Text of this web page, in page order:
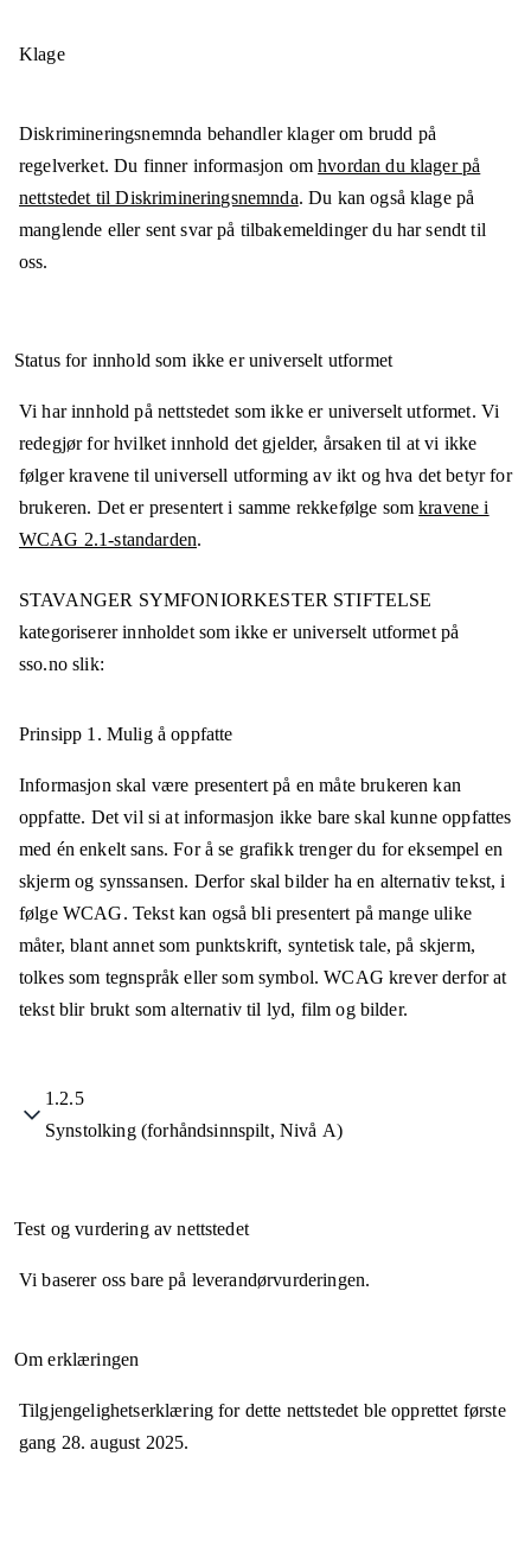
Klage
Diskrimineringsnemnda behandler klager om brudd på
regelverket. Du finner informasjon omhvordan du klager på
nettstedet til Diskrimineringsnemnda. Du kan også klage på
manglende eller sent svar på tilbakemeldinger du har sendt til
oss.
Status for innhold som ikke er universelt utformet
Vi har innhold på nettstedet som ikke er universelt utformet. Vi
redegjør for hvilket innhold det gjelder, årsaken til at vi ikke
følger kravene til universell utforming av ikt og hva det betyr for
brukeren. Det er presentert i samme rekkefølge somkravene i
WCAG 2.1-standarden.
STAVANGER SYMFONIORKESTER STIFTELSE
kategoriserer innholdet som ikke er universelt utformet på
sso.noslik:
Prinsipp 1. Mulig å oppfatte
Informasjon skal være presentert på en måte brukeren kan
oppfatte. Det vil si at informasjon ikke bare skal kunne oppfattes
med én enkelt sans. For å se grafikk trenger du for eksempel en
skjerm og synssansen. Derfor skal bilder ha en alternativ tekst, i
følge WCAG. Tekst kan også bli presentert på mange ulike
måter, blant annet som punktskrift, syntetisk tale, på skjerm,
tolkes som tegnspråk eller som symbol. WCAG krever derfor at
tekst blir brukt som alternativ til lyd, film og bilder.
1.2.5
Synstolking (forhåndsinnspilt, Nivå A)
Test og vurdering av nettstedet
Vi baserer oss bare på leverandørvurderingen.
Om erklæringen
Tilgjengelighetserklæring for dette nettstedet ble opprettet første
gang 28. august 2025.